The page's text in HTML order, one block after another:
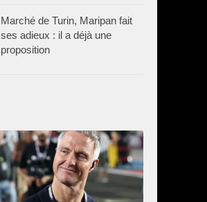
Marché de Turin, Maripan fait
ses adieux : il a déjà une
proposition